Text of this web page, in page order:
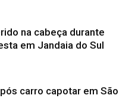
na cabeça durante
em Jandaia do Sul
carro capotar em São